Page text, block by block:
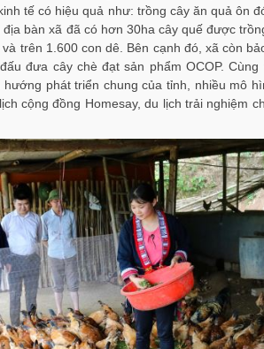
tế có hiệu quả như: trồng cây ăn quả ôn
bàn xã đã có hơn 30ha cây quế được
trên 1.600 con dê. Bên cạnh đó, xã còn
đưa cây chè đạt sản phẩm OCOP.
phát triển chung của tỉnh, nhiều mô
cộng đồng Homesay, du lịch trải nghiệm